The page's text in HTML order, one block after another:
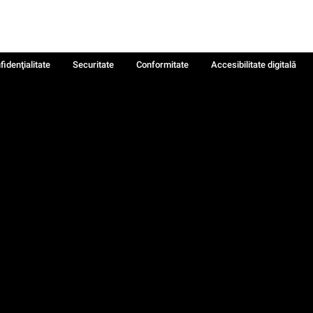
Securitate Conformitate
Accesibilitate digitală